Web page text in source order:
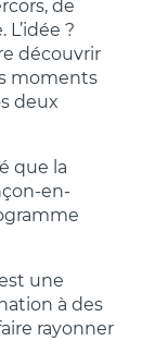
de
?
découvrir
moments
deux
que la
en-
une
à des
rayonner